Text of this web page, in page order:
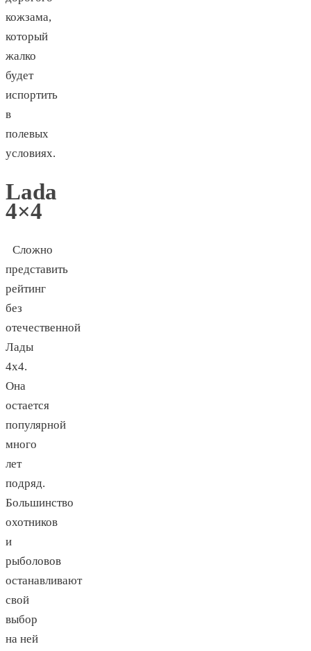
кожзама,
который
жалко
будет
испортить
в
полевых
условиях.
Lada
4×4
Сложно
представить
рейтинг
без
отечественной
Лады
4х4.
Она
остается
популярной
много
лет
подряд.
Большинство
охотников
и
рыболовов
останавливают
свой
выбор
на ней